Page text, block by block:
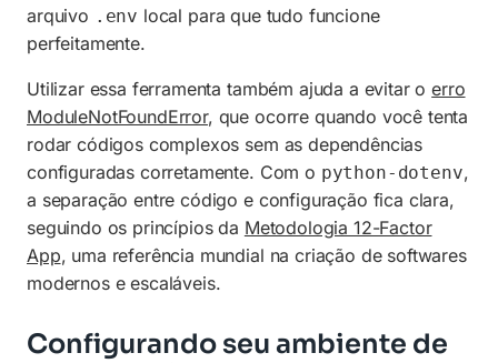
arquivo .env local para que tudo funcione
perfeitamente.
Utilizar essa ferramenta também ajuda a evitar oerro
ModuleNotFoundError, que ocorre quando você tenta
rodar códigos complexos sem as dependências
configuradas corretamente. Com o python-dotenv,
a separação entre código e configuração fica clara,
seguindo os princípios da Metodologia 12-Factor
App, uma referência mundial na criação de softwares
modernos e escaláveis.
Configurando seu ambiente de